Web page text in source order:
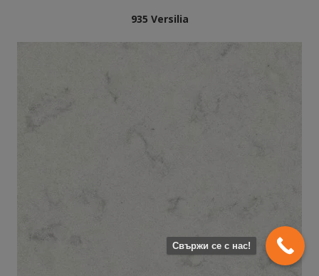
935 Versilia
Свържи се с нас!